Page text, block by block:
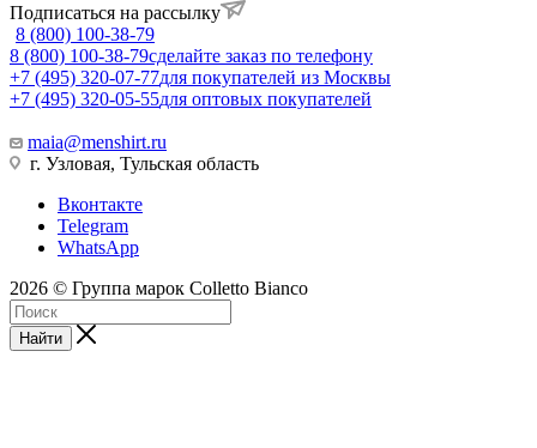
Подписаться на рассылку
8 (800) 100-38-79
8 (800) 100-38-79сделайте заказ по телефону
+7 (495) 320-07-77для покупателей из Москвы
+7 (495) 320-05-55для оптовых покупателей
maia@menshirt.ru
г. Узловая, Тульская область
Вконтакте
Telegram
WhatsApp
2026 © Группа марок Colletto Bianco
Найти